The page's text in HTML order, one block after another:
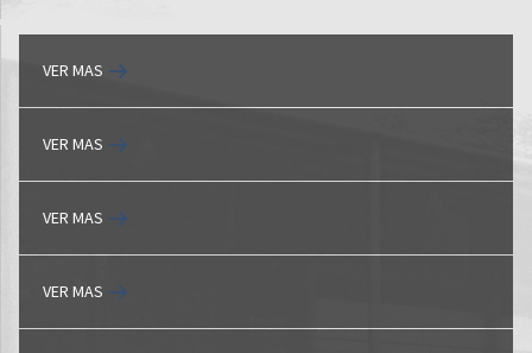
VER MAS
VER MAS
VER MAS
VER MAS